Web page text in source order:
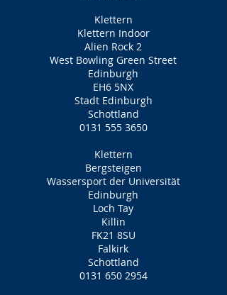
Klettern
Klettern Indoor
Alien Rock 2
West Bowling Green Street
Edinburgh
EH6 5NX
Stadt Edinburgh
Schottland
0131 555 3650
Klettern
Bergsteigen
Wassersport der Universität
Edinburgh
Loch Tay
Killin
FK21 8SU
Falkirk
Schottland
0131 650 2954